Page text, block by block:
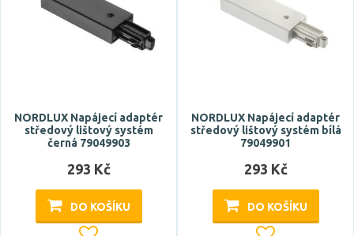
NORDLUX Napájecí adaptér
středový lištový systém
černá 79049903
293 Kč
DO KOŠÍKU
NORDLUX Napájecí adaptér
středový lištový systém bílá
79049901
293 Kč
DO KOŠÍKU